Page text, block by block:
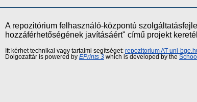
A repozitórium felhasználó-központú
hozzáférhetőségének javításáért" című projekt
Itt kérhet technikai vagy tartalmi segítséget: repozitorium AT uni-
Dolgozattár is powered by EPrints 3 which is developed by the